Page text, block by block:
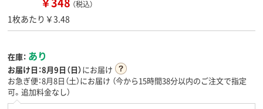
（税込）
1枚あたり￥3.48
在庫： あり
お届け日：8月9日（日）にお届け
お急ぎ便：8月8日（土）にお届け （今から15時間38分以内のご注文で指定
可。追加料金なし）